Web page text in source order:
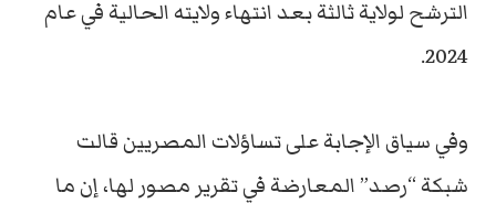
الترشح لولاية ثالثة بعد انتهاء ولايته الحالية في عام
2024.
وفي سياق الإجابة على تساؤلات المصريين قالت
شبكة “رصد” المعارضة في تقرير مصور لها، إن ما